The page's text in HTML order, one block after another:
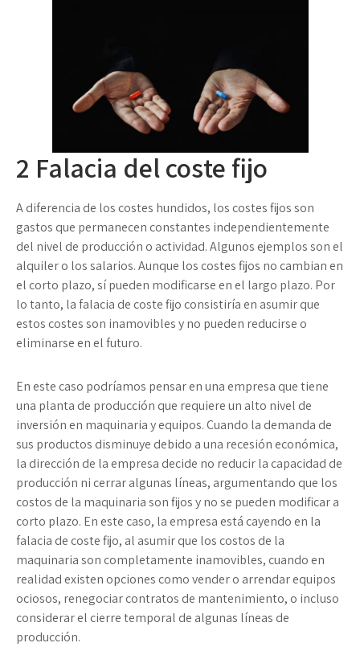
2 Falacia del coste fijo
A diferencia de los costes hundidos, los costes fijos son
gastos que permanecen constantes independientemente
del nivel de producción o actividad. Algunos ejemplos son el
alquiler o los salarios. Aunque los costes fijos no cambian en
el corto plazo, sí pueden modificarse en el largo plazo. Por
lo tanto, la falacia de coste fijo consistiría en asumir que
estos costes son inamovibles y no pueden reducirse o
eliminarse en el futuro.
En este caso podríamos pensar en una empresa que tiene
una planta de producción que requiere un alto nivel de
inversión en maquinaria y equipos. Cuando la demanda de
sus productos disminuye debido a una recesión económica,
la dirección de la empresa decide no reducir la capacidad de
producción ni cerrar algunas líneas, argumentando que los
costos de la maquinaria son fijos y no se pueden modificar a
corto plazo. En este caso, la empresa está cayendo en la
falacia de coste fijo, al asumir que los costos de la
maquinaria son completamente inamovibles, cuando en
realidad existen opciones como vender o arrendar equipos
ociosos, renegociar contratos de mantenimiento, o incluso
considerar el cierre temporal de algunas líneas de
producción.